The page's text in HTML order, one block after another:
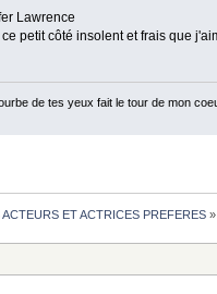
Lawrence
ce petit côté insolent et frais que
de tes yeux fait le tour de mon
ACTEURS ET ACTRICES PREFERES »